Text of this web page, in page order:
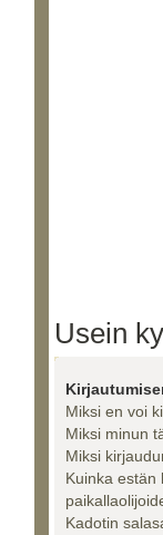
Usein
Miksi en voi
Miksi minun
Miksi
Kuinka estän
Kadotin